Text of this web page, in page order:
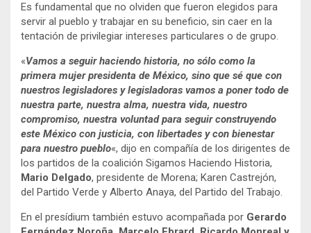
Es fundamental que no olviden que fueron elegidos para
servir al pueblo y trabajar en su beneficio, sin caer en la
tentación de privilegiar intereses particulares o de grupo.
«Vamos a seguir haciendo historia, no sólo como la
primera mujer presidenta de México, sino que sé que con
nuestros legisladores y legisladoras vamos a poner todo de
nuestra parte, nuestra alma, nuestra vida, nuestro
compromiso, nuestra voluntad para seguir construyendo
este México con justicia, con libertades y con bienestar
para nuestro pueblo«, dijo en compañía de los dirigentes de
los partidos de la coalición Sigamos Haciendo Historia,
Mario Delgado, presidente de Morena; Karen Castrejón,
del Partido Verde y Alberto Anaya, del Partido del Trabajo.
En el presídium también estuvo acompañada por Gerardo